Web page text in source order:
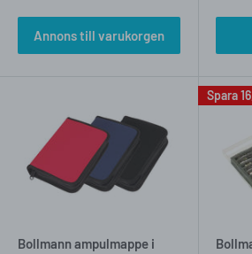
Annons till varukorgen
Bollmann ampulmappe i
Spara